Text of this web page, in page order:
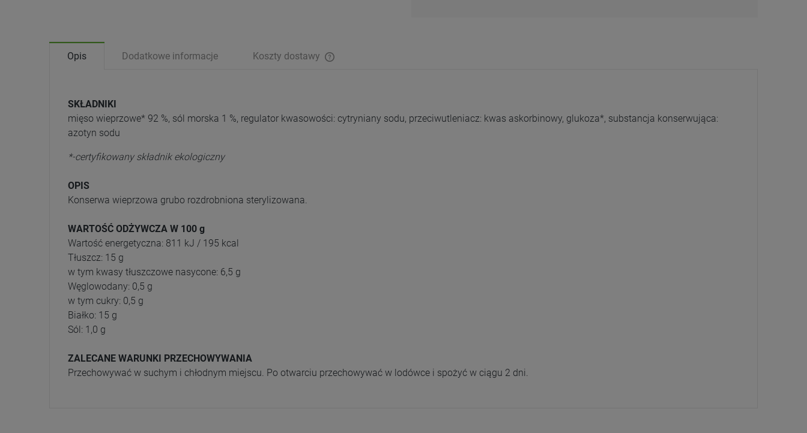
Opis Dodatkowe informacje Koszty dostawy
SKŁADNIKI
mięso wieprzowe* 92 %, sól morska 1 %, regulator kwasowości: cytryniany sodu, przeciwutleniacz: kwas askorbinowy, glukoza*, substancja konserwująca:
azotyn sodu
*-certyfikowany składnik ekologiczny
OPIS
Konserwa wieprzowa grubo rozdrobniona sterylizowana.
WARTOŚĆ ODŻYWCZA W 100 g
Wartość energetyczna: 811 kJ / 195 kcal
Tłuszcz: 15 g
w tym kwasy tłuszczowe nasycone: 6,5 g
Węglowodany: 0,5 g
w tym cukry: 0,5 g
Białko: 15 g
Sól: 1,0 g
ZALECANE WARUNKI PRZECHOWYWANIA
Przechowywać w suchym i chłodnym miejscu. Po otwarciu przechowywać w lodówce i spożyć w ciągu 2 dni.